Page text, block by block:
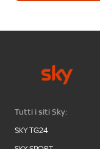
Tutti i siti Sky:
SKY TG24